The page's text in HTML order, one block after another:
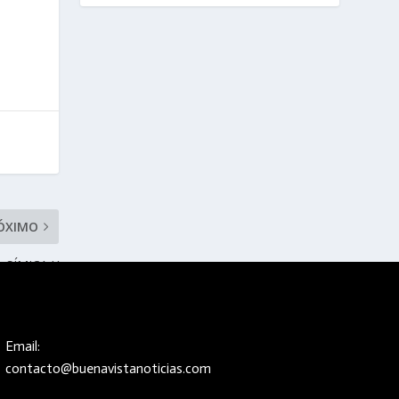
SÍMICA Y
Email:
contacto@buenavistanoticias.com